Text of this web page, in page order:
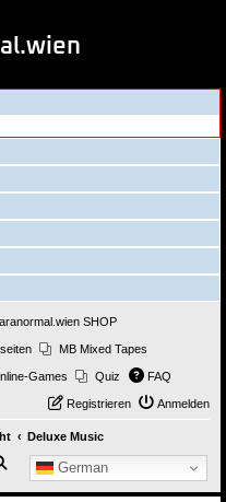
SHOP
MB Mixed Tapes
Games Quiz FAQ
Anmelden
Registrieren
Deluxe Music
German
Suche